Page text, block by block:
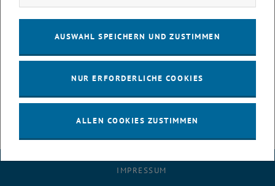
über 90 verschiedenen Firmen vor Ort
CV-Checks
gratis Bewerbungsfotos
IMPRESSUM
AUSWAHL SPEICHERN UND ZUSTIMMEN
NUR ERFORDERLICHE COOKIES
ALLEN COOKIES ZUSTIMMEN